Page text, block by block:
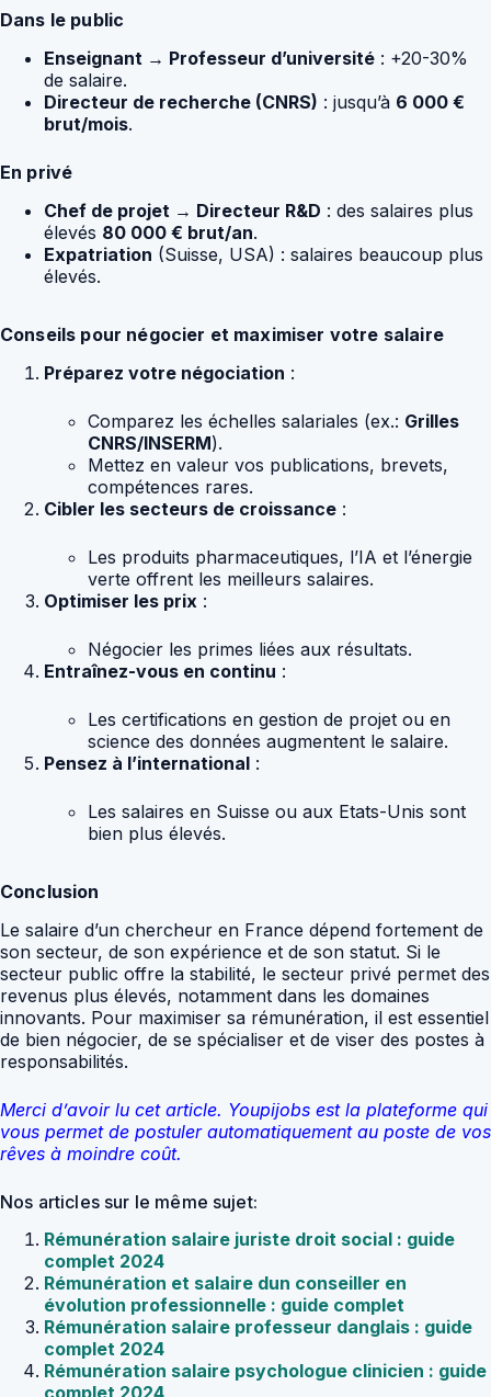
Dans le public
Enseignant → Professeur d’université : +20-30%
de salaire.
Directeur de recherche (CNRS) : jusqu’à 6 000 €
brut/mois.
En privé
Chef de projet → Directeur R&D : des salaires plus
élevés 80 000 € brut/an.
Expatriation (Suisse, USA) : salaires beaucoup plus
élevés.
Conseils pour négocier et maximiser votre salaire
Préparez votre négociation :
Comparez les échelles salariales (ex.: Grilles
CNRS/INSERM).
Mettez en valeur vos publications, brevets,
compétences rares.
Cibler les secteurs de croissance :
Les produits pharmaceutiques, l’IA et l’énergie
verte offrent les meilleurs salaires.
Optimiser les prix :
Négocier les primes liées aux résultats.
Entraînez-vous en continu :
Les certifications en gestion de projet ou en
science des données augmentent le salaire.
Pensez à l’international :
Les salaires en Suisse ou aux Etats-Unis sont
bien plus élevés.
Conclusion
Le salaire d’un chercheur en France dépend fortement de
son secteur, de son expérience et de son statut. Si le
secteur public offre la stabilité, le secteur privé permet des
revenus plus élevés, notamment dans les domaines
innovants. Pour maximiser sa rémunération, il est essentiel
de bien négocier, de se spécialiser et de viser des postes à
responsabilités.
Merci d’avoir lu cet article. Youpijobs est la plateforme qui
vous permet de postuler automatiquement au poste de vos
rêves à moindre coût.
Nos articles sur le même sujet:
Rémunération salaire juriste droit social : guide
complet 2024
Rémunération et salaire dun conseiller en
évolution professionnelle : guide complet
Rémunération salaire professeur danglais : guide
complet 2024
Rémunération salaire psychologue clinicien : guide